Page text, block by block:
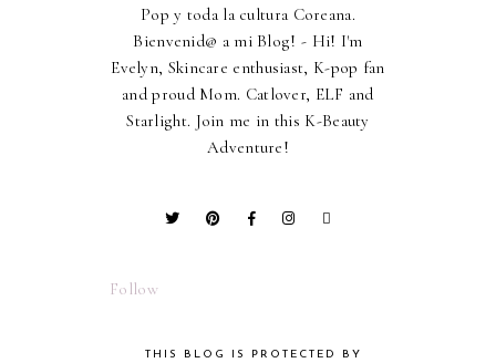
Pop y toda la cultura Coreana.
Bienvenid@ a mi Blog! - Hi! I'm
Evelyn, Skincare enthusiast, K-pop fan
and proud Mom. Catlover, ELF and
Starlight. Join me in this K-Beauty
Adventure!
Follow
THIS BLOG IS PROTECTED BY